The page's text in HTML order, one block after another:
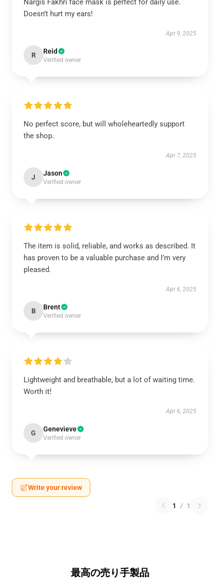
Nargis Fakhri face mask is perfect for daily use.
Doesn’t hurt my ears!
Apr 9, 2025
R Reid
Verified owner
No perfect score, but will wholeheartedly support
the shop.
Apr 7, 2025
J Jason
Verified owner
The item is solid, reliable, and works as described. It
has proven to be a valuable purchase and I’m very
pleased.
Apr 6, 2025
B Brent
Verified owner
Lightweight and breathable, but a lot of waiting time.
Worth it!
Apr 6, 2025
G Genevieve
Verified owner
Write your review
1 / 1
最高の売り手製品